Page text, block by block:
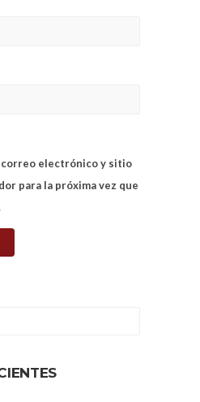
correo electrónico y sitio
para la próxima vez que